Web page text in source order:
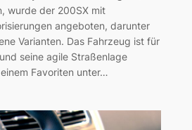
wurde der 200SX mit
angeboten, darunter
Varianten. Das Fahrzeug ist für
seine agile Straßenlage
Favoriten unter…